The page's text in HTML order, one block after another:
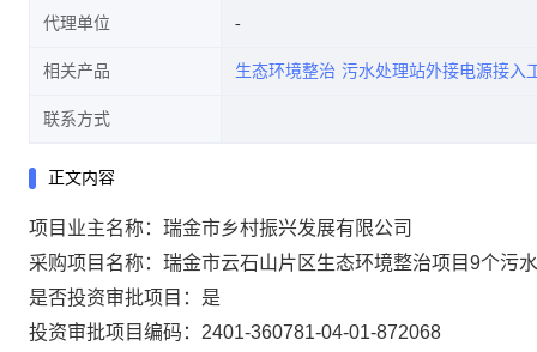
代理单位
相关产品 生态环境整治 污水处理站外接电源接入
联系方式
正文内容
项目业主名称：瑞金市乡村振兴发展有限公司
采购项目名称：瑞金市云石山片区生态环境整治项目9个污
是否投资审批项目：是
投资审批项目编码：2401-360781-04-01-872068